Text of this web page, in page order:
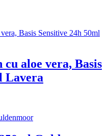
aloe vera, Basis
Lavera